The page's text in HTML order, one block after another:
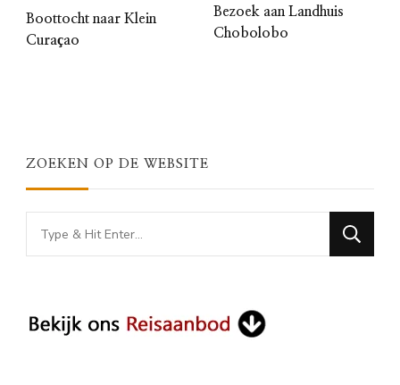
Boottocht naar Klein
Curaçao
Bezoek aan Landhuis
Chobolobo
ZOEKEN OP DE WEBSITE
Looking
for